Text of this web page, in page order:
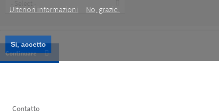
Ulteriori informazioni
No, grazie.
Si, accetto
Type
Contatto